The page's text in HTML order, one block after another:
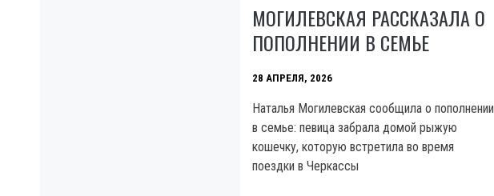
МОГИЛЕВСКАЯ РАССКАЗАЛА О
ПОПОЛНЕНИИ В СЕМЬЕ
28 АПРЕЛЯ, 2026
Наталья Могилевская сообщила о пополнении
в семье: певица забрала домой рыжую
кошечку, которую встретила во время
поездки в Черкассы